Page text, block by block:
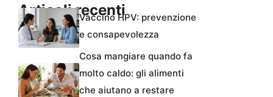
Articoli recentiVaccino HPV: prevenzione
e consapevolezza
Cosa mangiare quando fa
molto caldo: gli alimenti
che aiutano a restare